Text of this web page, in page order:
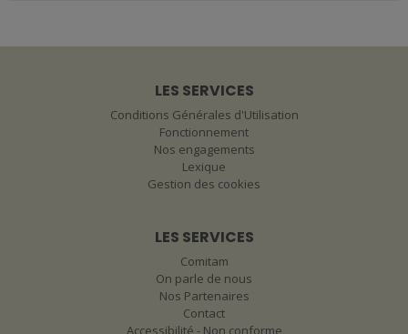
LES SERVICES
Conditions Générales d'Utilisation
Fonctionnement
Nos engagements
Lexique
Gestion des cookies
LES SERVICES
Comitam
On parle de nous
Nos Partenaires
Contact
Accessibilité - Non conforme